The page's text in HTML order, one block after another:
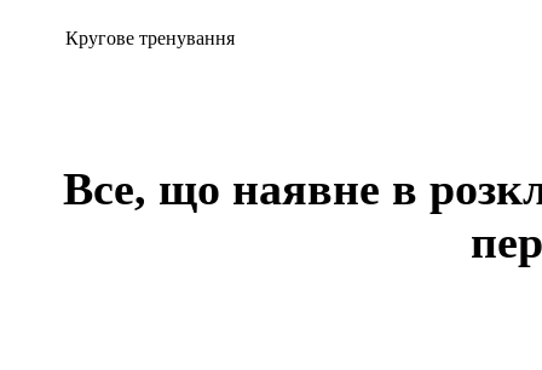
Кругове тренування
Все, що наявне в